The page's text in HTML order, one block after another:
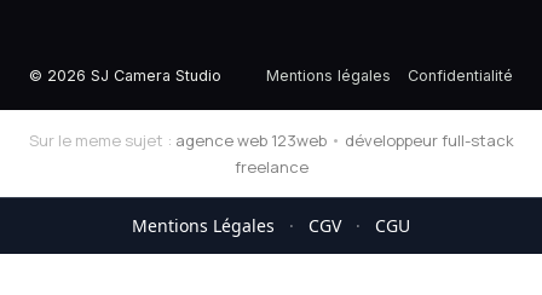
© 2026 SJ Camera Studio Mentions légales Confidentialité
Sur le meme sujet : agence web 123web• développeur full-stack
freelance
Mentions Légales · CGV · CGU